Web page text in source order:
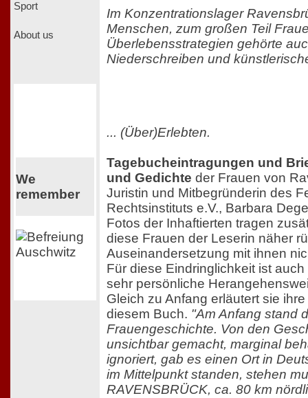
Sport
About us
We
remember
Im Konzentrationslager
Menschen, zum großen Teil
Überlebensstrategien gehörte
Niederschreiben und
... (Über)Erlebten.
Tagebucheintragungen und
und Gedichte der Frauen von
Juristin und Mitbegründerin des
Rechtsinstituts e.V., Barbara
Fotos der Inhaftierten tragen
diese Frauen der Leserin näher
Auseinandersetzung mit ihnen
Für diese Eindringlichkeit ist
sehr persönliche
Gleich zu Anfang erläutert sie
diesem Buch. "Am Anfang stand
Frauengeschichte. Von den
unsichtbar gemacht, marginal
ignoriert, gab es einen Ort in
im Mittelpunkt standen, stehen
RAVENSBRÜCK, ca. 80 km